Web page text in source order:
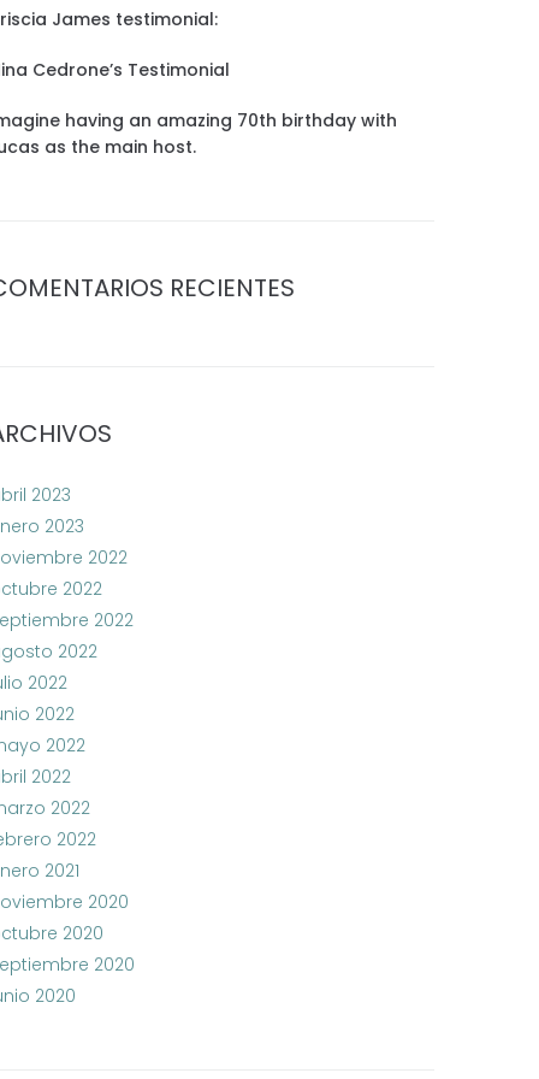
James testimonial:
Cedrone’s Testimonial
having an amazing 70th birthday with
as the main host.
RECIENTES
2023
2023
2022
2022
2022
2022
2022
2022
2022
2022
2022
2022
2021
2020
2020
2020
2020